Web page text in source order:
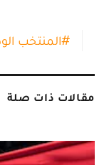
#المنتخب
مقالات ذات صلة